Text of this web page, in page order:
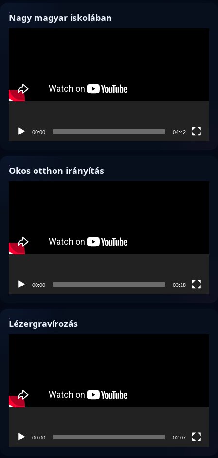
Nagy magyar iskolában
00:00 04:42
Okos otthon irányítás
00:00 03:18
Lézergravírozás
00:00 02:07